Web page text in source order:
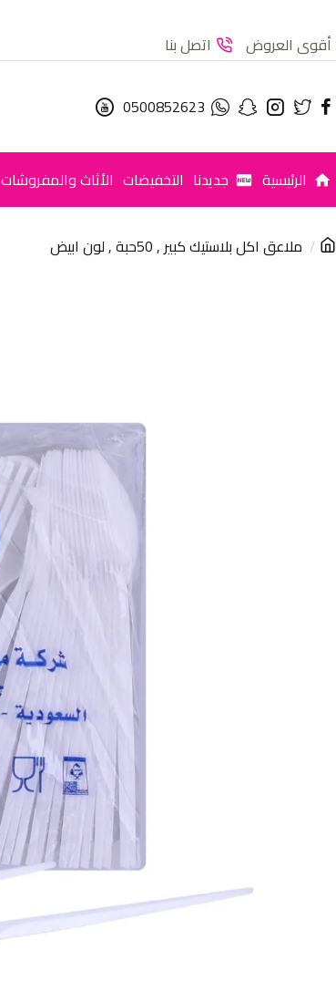
أقوى العروض اتصل بنا
0500852623
الرئيسية جديدنا التخفيضات الأثاث والمفروشات
ملاعق اكل بلاستيك كبير , 50حبة , لون ابيض